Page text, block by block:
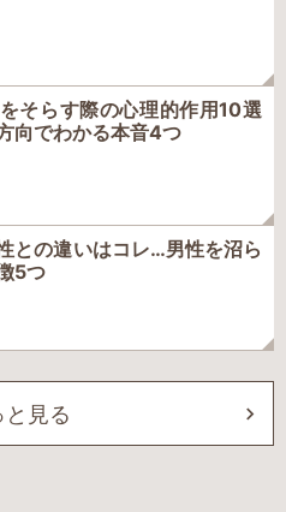
をそらす際の心理的作用10選
向でわかる本音4つ
との違いはコレ…男性を沼ら
5つ
と見る